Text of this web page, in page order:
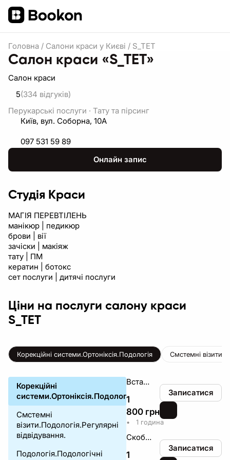
Головна / Салони краси у Києві / S_TET
Салон краси «S_TET»
Салон краси
5(334 відгуків)
Перукарські послуги · Тату та пірсинг
Київ, вул. Соборна, 10А
097 531 59 89
Онлайн запис
Студія Краси
МАГІЯ ПЕРЕВТІЛЕНЬ
манікюр | педикюр
брови | вії
зачіски | макіяж
тату | ПМ
кератин | ботокс
сет послуги | дитячі послуги
Ціни на послуги салону краси
S_TET
Корекційні системи.Ортоніксія.Подологія Смстемні
Корекційні
системи.Ортоніксія.Подологія
Смстемні
візити.Подологія.Регулярні
відвідування.
Подологія.Подологічні
Встановлення металевих корекційних систем на врослі/деформовані нігті
1
800 грн
• 1 година
Записатися
Скоба Р.Фрезера/ЗТО
1
Записатися